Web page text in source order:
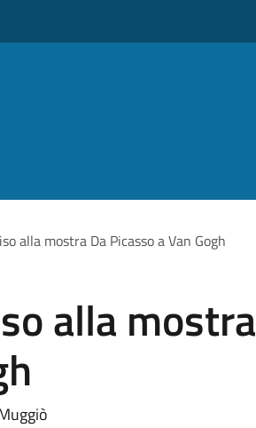
alla mostra Da Picasso a Van Gogh
alla mostra